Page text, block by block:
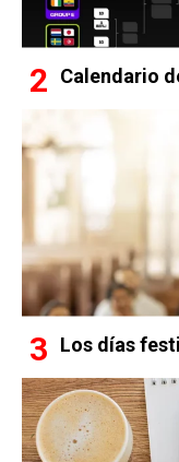
Calendario
Los días